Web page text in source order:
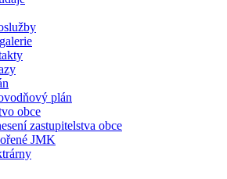
plán
obce
zastupitelstva obce
JMK